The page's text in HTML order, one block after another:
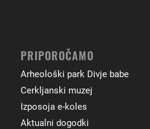
PRIPOROČAMO
Arheološki park Divje babe
Cerkljanski muzej
Izposoja e-koles
Aktualni dogodki